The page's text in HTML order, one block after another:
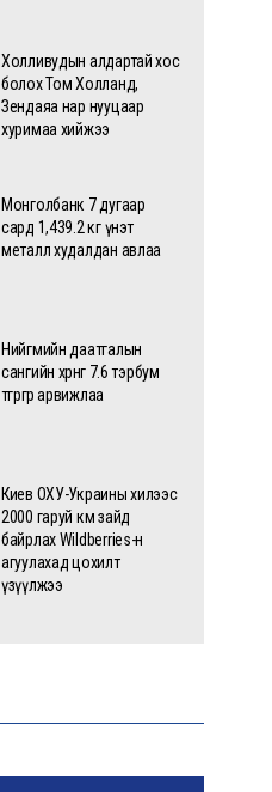
Холливудын алдартай хос
болох Том Холланд,
Зендаяа нар нууцаар
хуримаа хийжээ
Монголбанк 7 дугаар
сард 1,439.2 кг үнэт
металл худалдан авлаа
Нийгмийн даатгалын
сангийн хөрөнгө 7.6 тэрбум
төгрөгөөр арвижлаа
Киев ОХУ-Украины хилээс
2000 гаруй км зайд
байрлах Wildberries-н
агуулахад цохилт
үзүүлжээ